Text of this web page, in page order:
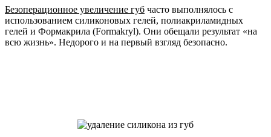
Безоперационное увеличение губ часто выполнялось с
использованием силиконовых гелей, полиакриламидных
гелей и Формакрила (Formakryl). Они обещали результат «на
всю жизнь». Недорого и на первый взгляд безопасно.